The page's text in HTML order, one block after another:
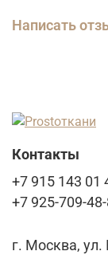
Написать
Контакты
+7 915 143 01
+7 925-709-
г. Москва,